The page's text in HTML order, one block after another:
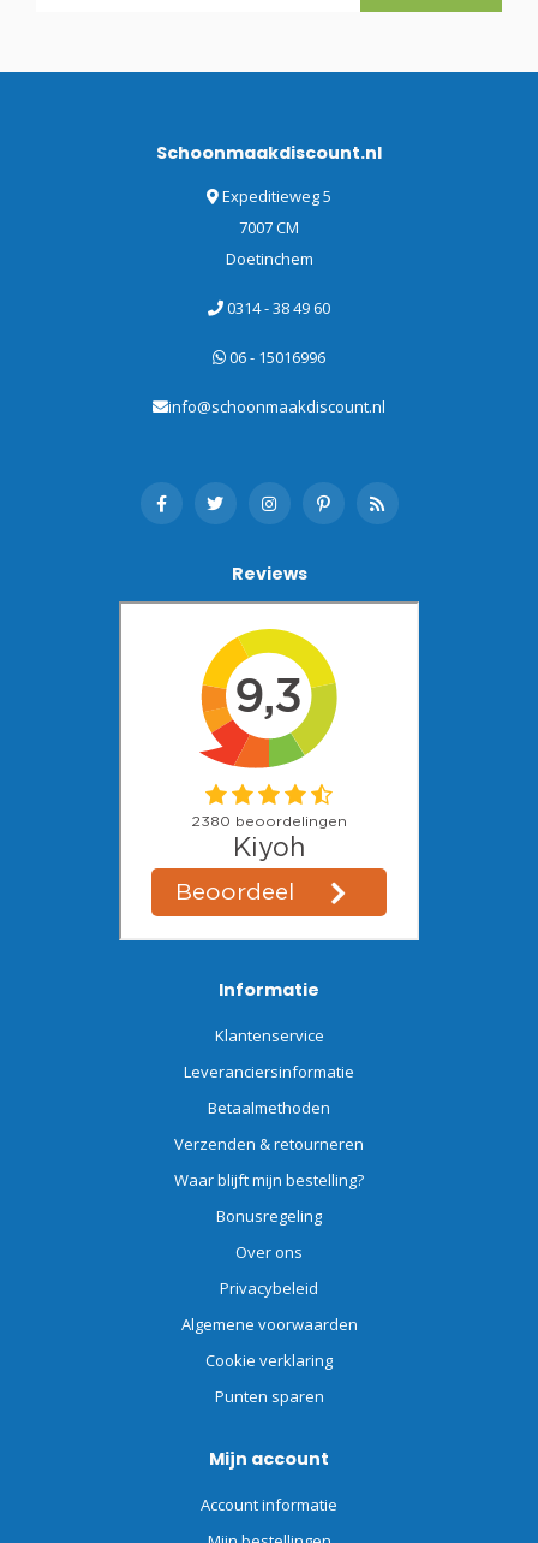
Schoonmaakdiscount.nl
Expeditieweg 5
7007 CM
Doetinchem
0314 - 38 49 60
06 - 15016996
info@schoonmaakdiscount.nl
Reviews
Informatie
Klantenservice
Leveranciersinformatie
Betaalmethoden
Verzenden & retourneren
Waar blijft mijn bestelling?
Bonusregeling
Over ons
Privacybeleid
Algemene voorwaarden
Cookie verklaring
Punten sparen
Mijn account
Account informatie